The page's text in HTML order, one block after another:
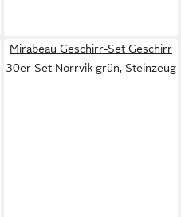
Mirabeau Geschirr-Set Geschirr
30er Set Norrvik grün, Steinzeug